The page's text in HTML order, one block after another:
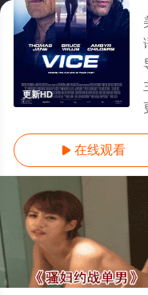
更新HD
 在线观看